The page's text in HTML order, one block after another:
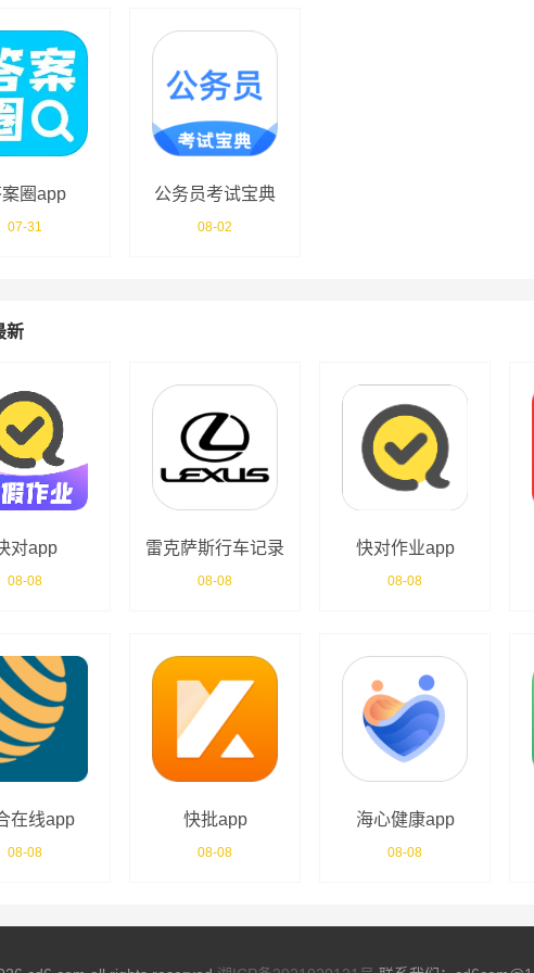
圈app
07-31
公务员考试宝典
08-02
新
对app
08-08
雷克萨斯行车记录
仪app
08-08
快对作业app
08-08
在线app
08-08
快批app
08-08
海心健康app
08-08